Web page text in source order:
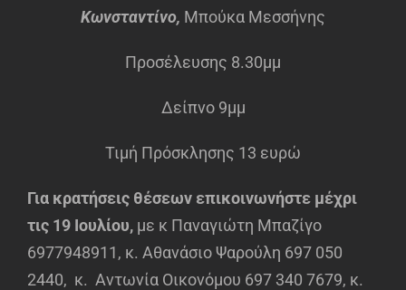
Κωνσταντίνο, Μπούκα Μεσσήνης
Προσέλευσης 8.30μμ
Δείπνο 9μμ
Τιμή Πρόσκλησης 13 ευρώ
Για κρατήσεις θέσεων επικοινωνήστε μέχρι
τις 19 Ιουλίου, με κ Παναγιώτη Μπαζίγο
6977948911, κ. Αθανάσιο Ψαρούλη 697 050
2440, κ. Αντωνία Οικονόμου 697 340 7679, κ.